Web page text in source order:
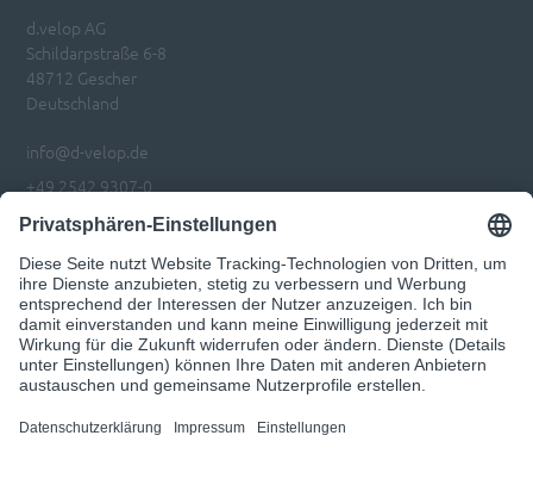
d.velop AG
Schildarpstraße 6-8
48712 Gescher
Deutschland
info@d-velop.de
+49 2542 9307-0
Impressum